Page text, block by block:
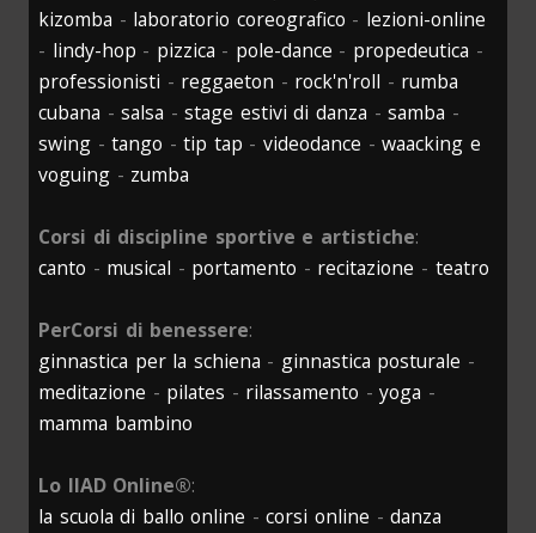
kizomba - laboratorio coreografico - lezioni-online
- lindy-hop - pizzica - pole-dance - propedeutica -
professionisti - reggaeton - rock'n'roll - rumba
cubana -salsa -stage estivi di danza -samba -
swing -tango -tip tap -videodance -waacking e
voguing - zumba
Corsi di discipline sportive e artistiche:
canto - musical - portamento - recitazione - teatro
PerCorsi di benessere:
ginnastica per la schiena - ginnastica posturale -
meditazione - pilates - rilassamento -yoga -
mamma bambino
Lo IIAD Online®:
la scuola di ballo online -corsi online -danza